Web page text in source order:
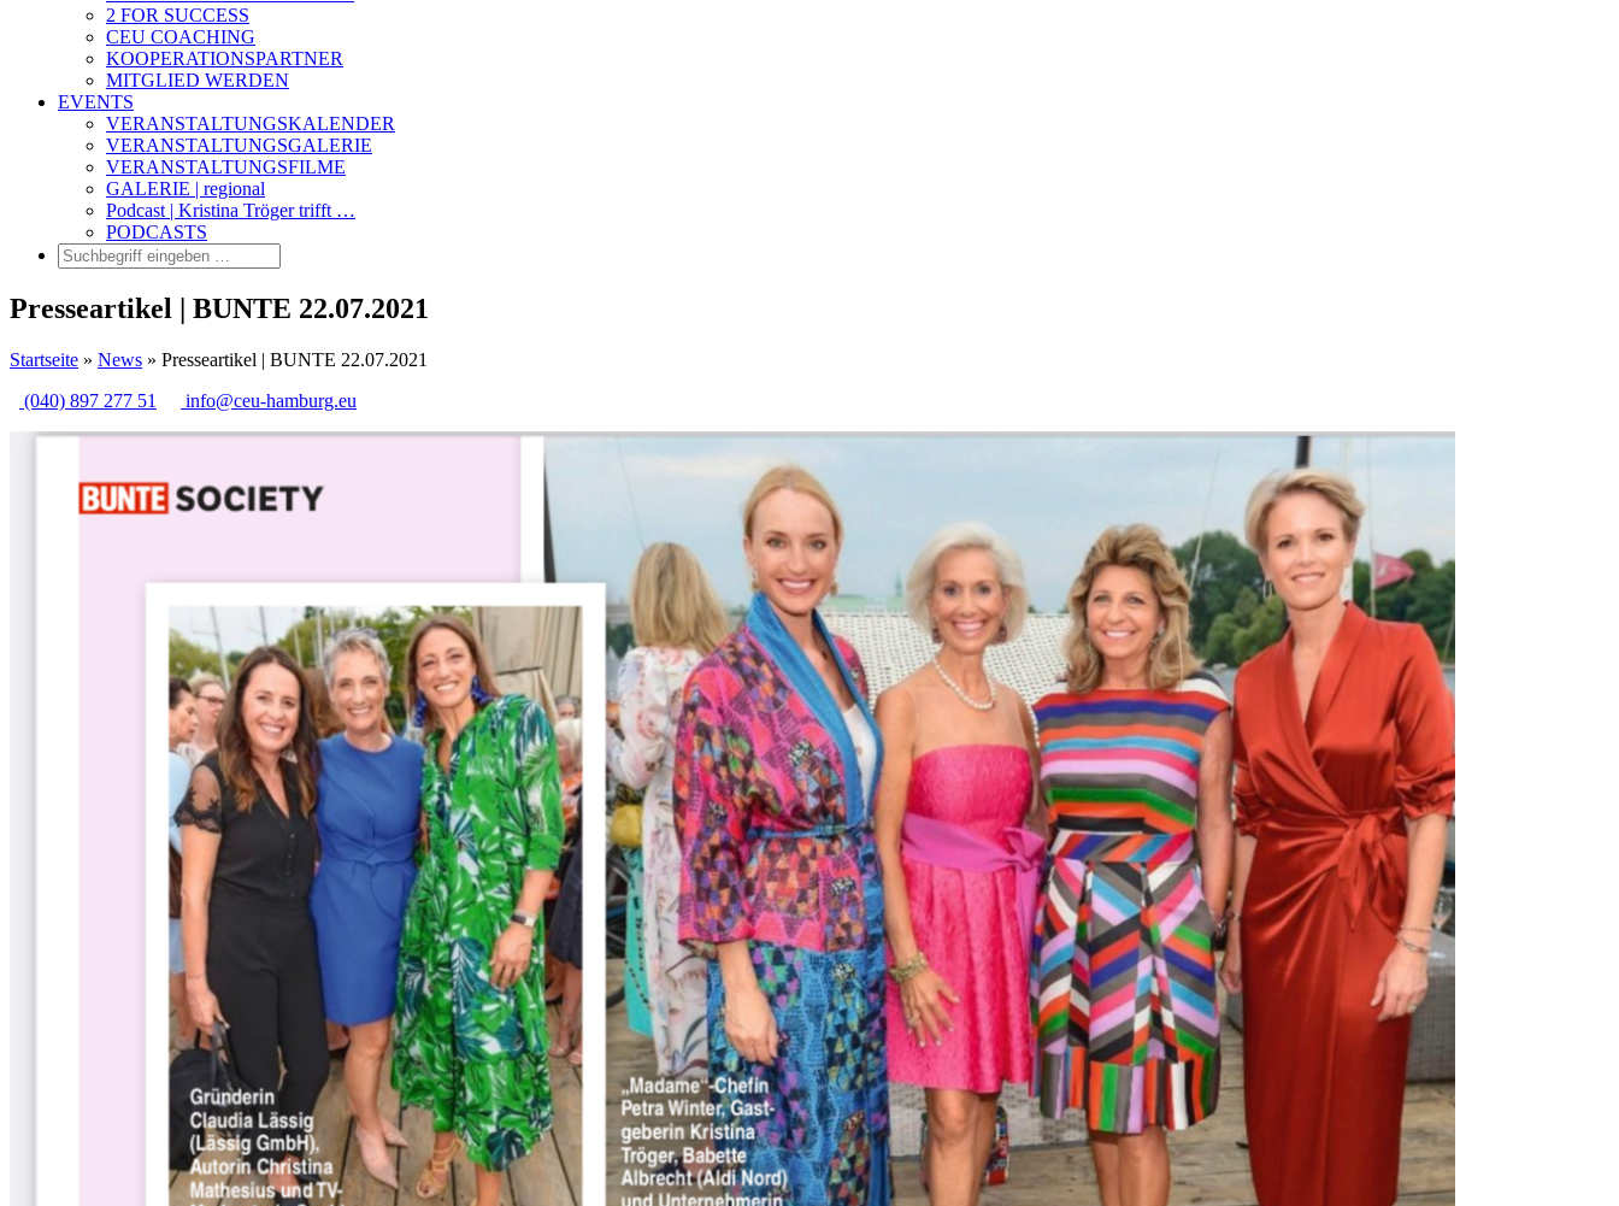
2 FOR SUCCESS
CEU COACHING
KOOPERATIONSPARTNER
MITGLIED WERDEN
EVENTS
VERANSTALTUNGSKALENDER
VERANSTALTUNGSGALERIE
VERANSTALTUNGSFILME
GALERIE | regional
Podcast | Kristina Tröger trifft …
PODCASTS
Presseartikel | BUNTE 22.07.2021
Startseite » News » Presseartikel | BUNTE 22.07.2021
(040) 897 277 51
info@ceu-hamburg.eu